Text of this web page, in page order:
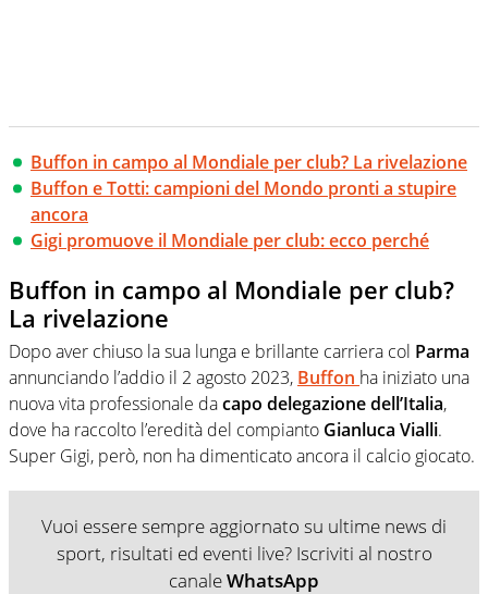
Buffon in campo al Mondiale per club? La rivelazione
Buffon e Totti: campioni del Mondo pronti a stupire
ancora
Gigi promuove il Mondiale per club: ecco perché
Buffon in campo al Mondiale per club?
La rivelazione
Dopo aver chiuso la sua lunga e brillante carriera col Parma
annunciando l’addio il 2 agosto 2023, Buffon ha iniziato una
nuova vita professionale dacapo delegazione dell’Italia,
dove ha raccolto l’eredità del compianto Gianluca Vialli.
Super Gigi, però, non ha dimenticato ancora il calcio giocato.
Vuoi essere sempre aggiornato su ultime news di
sport, risultati ed eventi live? Iscriviti al nostro
canaleWhatsApp